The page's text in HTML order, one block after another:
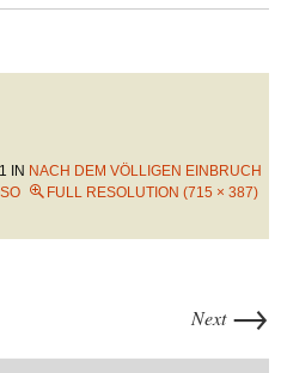
IN NACH DEM VÖLLIGEN EINBRUCH
FULL RESOLUTION (715 × 387)
Next →